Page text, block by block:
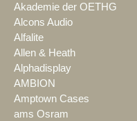
Akademie der OETHG
Alcons Audio
Alfalite
Allen & Heath
Alphadisplay
AMBION
Amptown Cases
ams Osram